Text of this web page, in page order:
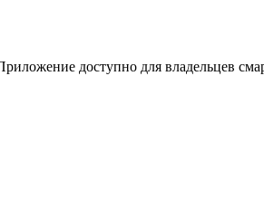
доступно для владельцев